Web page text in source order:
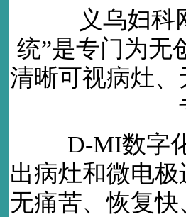
义乌妇科
统”是专门为无
清晰可视病灶
D-MI数字化
出病灶和微电
无痛苦、恢复